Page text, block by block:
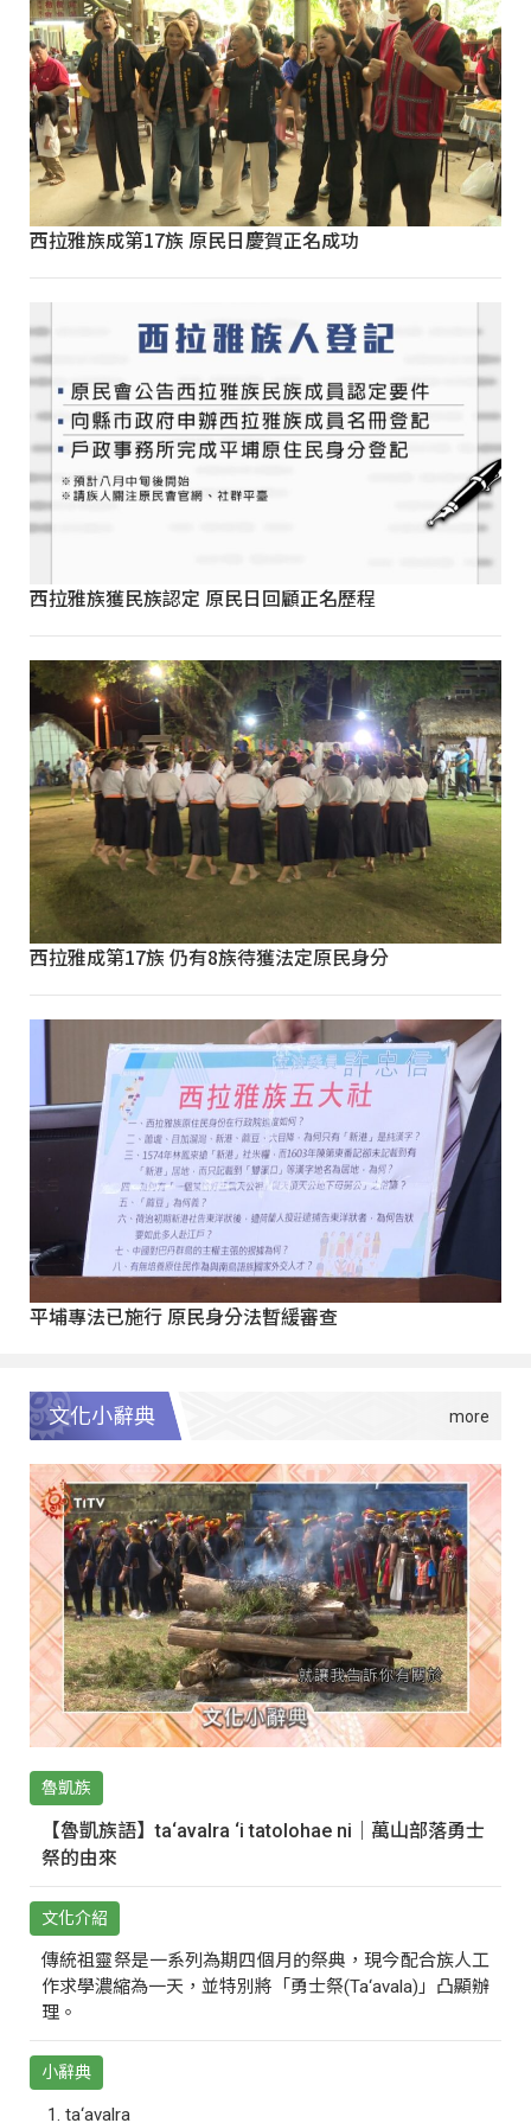
西拉雅族成第17族 原民日慶賀正名成功
西拉雅族獲民族認定 原民日回顧正名歷程
西拉雅成第17族 仍有8族待獲法定原民身分
平埔專法已施行 原民身分法暫緩審查
文化小辭典
魯凱族
【魯凱族語】ta‘avalra ‘i tatolohae ni｜萬山部落勇士
祭的由來
文化介紹
傳統祖靈祭是一系列為期四個月的祭典，現今配合族人工
作求學濃縮為一天，並特別將「勇士祭(Ta‘avala)」凸顯辦
理。
小辭典
ta‘avalra